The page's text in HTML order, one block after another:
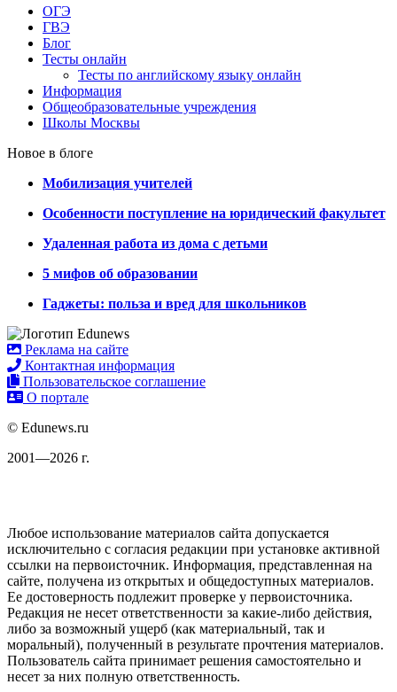
ОГЭ
ГВЭ
Блог
Тесты онлайн
Тесты по английскому языку онлайн
Информация
Общеобразовательные учреждения
Школы Москвы
Новое в блоге
Мобилизация учителей
Особенности поступление на юридический факультет
Удаленная работа из дома с детьми
5 мифов об образовании
Гаджеты: польза и вред для школьников
Реклама на сайте
Контактная информация
Пользовательское соглашение
О портале
© Edunews.ru
2001—2026 г.
Любое использование материалов сайта допускается
исключительно с согласия редакции при установке активной
ссылки на первоисточник. Информация, представленная на
сайте, получена из открытых и общедоступных материалов.
Ее достоверность подлежит проверке у первоисточника.
Редакция не несет ответственности за какие-либо действия,
либо за возможный ущерб (как материальный, так и
моральный), полученный в результате прочтения материалов.
Пользователь сайта принимает решения самостоятельно и
несет за них полную ответственность.